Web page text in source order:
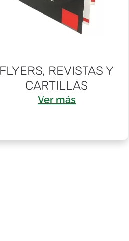
FLYERS, REVISTAS Y
CARTILLAS
Ver más